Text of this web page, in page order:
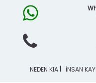
NEDEN KIA| İNSAN